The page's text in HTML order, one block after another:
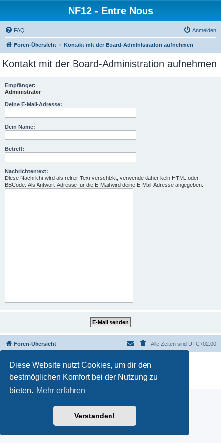
Diese Website nutzt Cookies, um dir den
bestmöglichen Komfort bei der Nutzung zu
bieten. Mehr erfahren
Verstanden!
NF12 - Entre Nous
FAQ Anmelden
Foren-Übersicht Kontakt mit der Board-Administration aufnehmen
Kontakt mit der Board-Administration aufnehmen
Empfänger:
Administrator
Deine E-Mail-Adresse:
Dein Name:
Betreff:
Nachrichtentext:
Diese Nachricht wird als reiner Text verschickt, verwende daher kein HTML oder
BBCode. Als Antwort-Adresse für die E-Mail wird deine E-Mail-Adresse angegeben.
Foren-Übersicht Alle Zeiten sind UTC+02:00
Powered by phpBB
® Forum Software © phpBB Limited
Deutsche Übersetzung durch
Datenschutz|Nutzungsbedingungen